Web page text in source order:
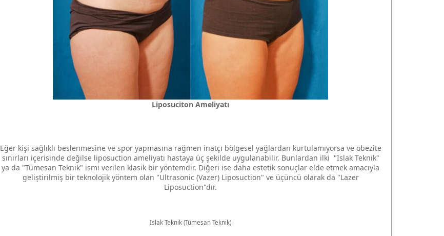
Liposuciton Ameliyatı
Eğer kişi sağlıklı beslenmesine ve spor yapmasına rağmen inatçı bölgesel yağlardan kurtulamıyorsa ve obezite
sınırları içerisinde değilse liposuction ameliyatı hastaya üç şekilde uygulanabilir. Bunlardan ilki "Islak Teknik"
ya da "Tümesan Teknik" ismi verilen klasik bir yöntemdir. Diğeri ise daha estetik sonuçlar elde etmek amacıyla
geliştirilmiş bir teknolojik yöntem olan "Ultrasonic (Vazer) Liposuction" ve üçüncü olarak da "Lazer
Liposuction"dır.
Islak Teknik (Tümesan Teknik)